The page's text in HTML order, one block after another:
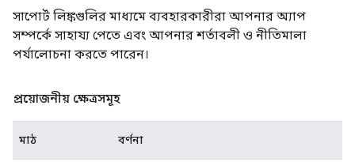
সাপোর্ট লিঙ্কগুলির মাধ্যমে ব্যবহারকারীরা আপনার অ্যাপ
সম্পর্কে সাহায্য পেতে এবং আপনার শর্তাবলী ও নীতিমালা
পর্যালোচনা করতে পারেন।
প্রয়োজনীয় ক্ষেত্রসমূহ
মাঠ বর্ণনা